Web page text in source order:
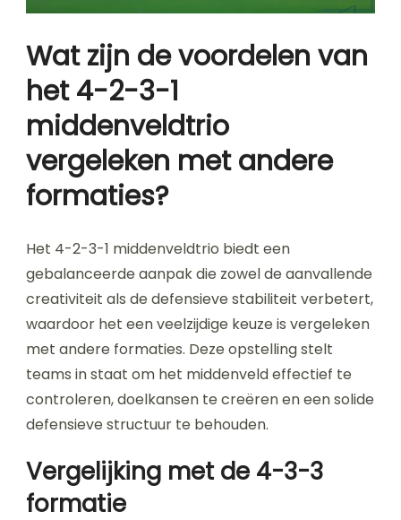
Wat zijn de voordelen van
het 4-2-3-1
middenveldtrio
vergeleken met andere
formaties?
Het 4-2-3-1 middenveldtrio biedt een
gebalanceerde aanpak die zowel de aanvallende
creativiteit als de defensieve stabiliteit verbetert,
waardoor het een veelzijdige keuze is vergeleken
met andere formaties. Deze opstelling stelt
teams in staat om het middenveld effectief te
controleren, doelkansen te creëren en een solide
defensieve structuur te behouden.
Vergelijking met de 4-3-3
formatie